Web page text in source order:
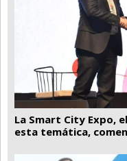
La Smart City Expo,
esta temática,